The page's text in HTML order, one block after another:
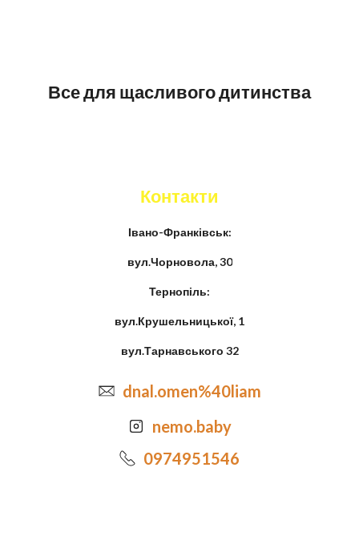
Все для щасливого дитинства
Контакти
Івано-Франківськ:
вул.Чорновола, 30
Тернопіль:
вул.Крушельницької, 1
вул.Тарнавського 32
dnal.omen%40liam
nemo.baby
0974951546